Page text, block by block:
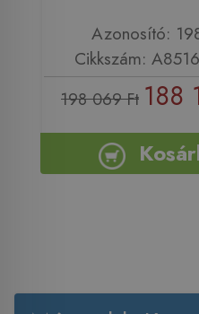
Azonosító:
Cikkszám:
198 069 Ft 188